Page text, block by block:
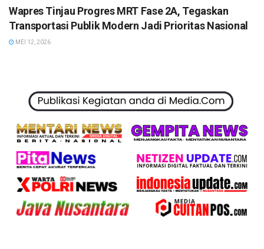
Wapres Tinjau Progres MRT Fase 2A, Tegaskan
Transportasi Publik Modern Jadi Prioritas Nasional
MEI 12, 2026